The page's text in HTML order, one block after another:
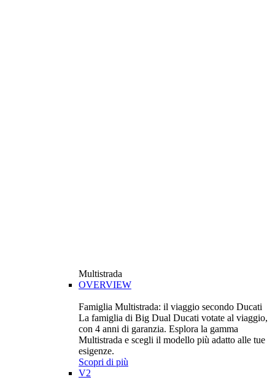
Multistrada
OVERVIEW
Famiglia Multistrada: il viaggio secondo Ducati
La famiglia di Big Dual Ducati votate al viaggio,
con 4 anni di garanzia. Esplora la gamma
Multistrada e scegli il modello più adatto alle tue
esigenze.
Scopri di più
V2